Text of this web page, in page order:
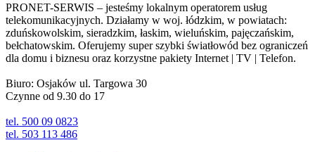
PRONET-SERWIS – jesteśmy lokalnym operatorem usług
telekomunikacyjnych. Działamy w woj. łódzkim, w powiatach:
zduńskowolskim, sieradzkim, łaskim, wieluńskim, pajęczańskim,
bełchatowskim. Oferujemy super szybki światłowód bez ograniczeń
dla domu i biznesu oraz korzystne pakiety Internet | TV | Telefon.
Biuro: Osjaków ul. Targowa 30
Czynne od 9.30 do 17
tel. 500 09 0823
tel. 503 113 486